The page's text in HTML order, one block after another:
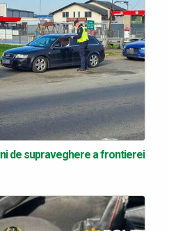
de supraveghere a frontierei